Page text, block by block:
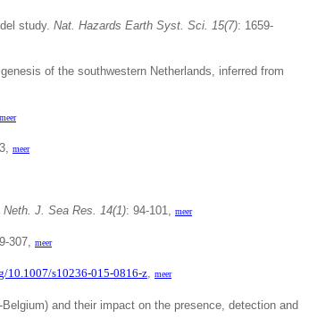
study. Nat. Hazards Earth Syst. Sci. 15(7): 1659-
of the southwestern Netherlands, inferred from
meer
meer
Neth. J. Sea Res. 14(1): 94-101, meer
307, meer
10.1007/s10236-015-0816-z meer
and their impact on the presence, detection and